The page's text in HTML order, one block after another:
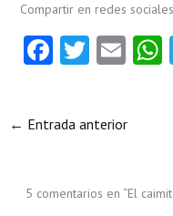
Compartir en redes
Fa
o
k
T
er
E
l
← Entrada anterior
5 comentarios en “El